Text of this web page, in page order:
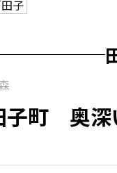
子
子町 奥深